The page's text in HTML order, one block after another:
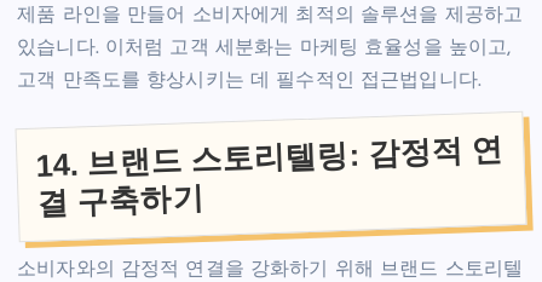
제품 라인을 만들어 소비자에게 최적의 솔루션을 제공하고
있습니다. 이처럼 고객 세분화는 마케팅 효율성을 높이고,
고객 만족도를 향상시키는 데 필수적인 접근법입니다.
14. 브랜드 스토리텔링: 감정적 연
결 구축하기
소비자와의 감정적 연결을 강화하기 위해 브랜드 스토리텔